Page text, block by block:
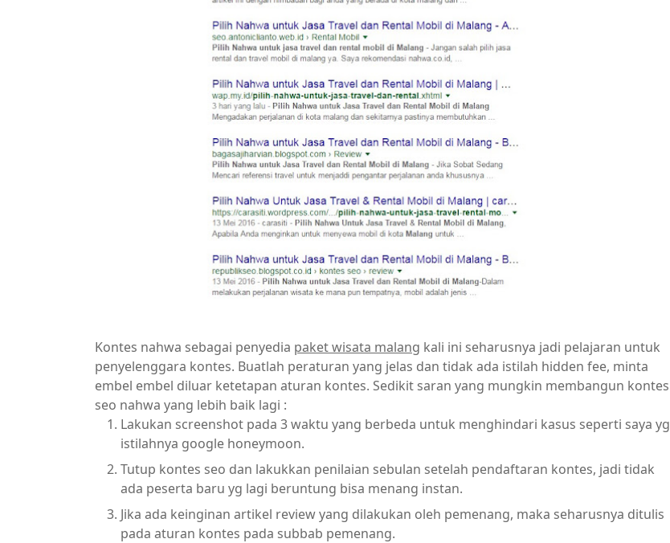
Kontes nahwa sebagai penyedia paket wisata malang kali ini seharusnya jadi pelajaran untuk
penyelenggara kontes. Buatlah peraturan yang jelas dan tidak ada istilah hidden fee, minta
embel embel diluar ketetapan aturan kontes. Sedikit saran yang mungkin membangun kontes
seo nahwa yang lebih baik lagi :
Lakukan screenshot pada 3 waktu yang berbeda untuk menghindari kasus seperti saya yg
istilahnya google honeymoon.
Tutup kontes seo dan lakukkan penilaian sebulan setelah pendaftaran kontes, jadi tidak
ada peserta baru yg lagi beruntung bisa menang instan.
Jika ada keinginan artikel review yang dilakukan oleh pemenang, maka seharusnya ditulis
pada aturan kontes pada subbab pemenang.